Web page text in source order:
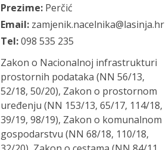
Prezime: Perčić
Email: zamjenik.nacelnika@lasinja.hr
Tel:098 535 235
Zakon o Nacionalnoj infrastrukturi
prostornih podataka (NN 56/13,
52/18, 50/20), Zakon o prostornom
uređenju (NN 153/13, 65/17, 114/18,
39/19, 98/19), Zakon o komunalnom
gospodarstvu (NN 68/18, 110/18,